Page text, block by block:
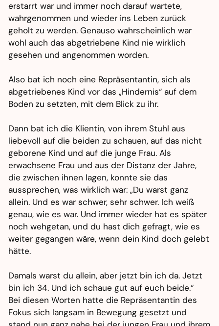
erstarrt war und immer noch darauf wartete,
wahrgenommen und wieder ins Leben zurück
geholt zu werden. Genauso wahrscheinlich war
wohl auch das abgetriebene Kind nie wirklich
gesehen und angenommen worden.
Also bat ich noch eine Repräsentantin, sich als
abgetriebenes Kind vor das „Hindernis“ auf dem
Boden zu setzten, mit dem Blick zu ihr.
Dann bat ich die Klientin, von ihrem Stuhl aus
liebevoll auf die beiden zu schauen, auf das nicht
geborene Kind und auf die junge Frau. Als
erwachsene Frau und aus der Distanz der Jahre,
die zwischen ihnen lagen, konnte sie das
aussprechen, was wirklich war: „Du warst ganz
allein. Und es war schwer, sehr schwer. Ich weiß
genau, wie es war. Und immer wieder hat es später
noch wehgetan, und du hast dich gefragt, wie es
weiter gegangen wäre, wenn dein Kind doch gelebt
hätte.
Damals warst du allein, aber jetzt bin ich da. Jetzt
bin ich 34. Und ich schaue gut auf euch beide.“
Bei diesen Worten hatte die Repräsentantin des
Fokus sich langsam in Bewegung gesetzt und